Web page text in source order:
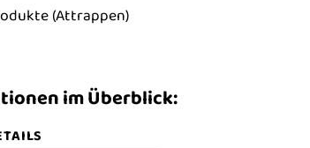
(Attrappen)
im Überblick: